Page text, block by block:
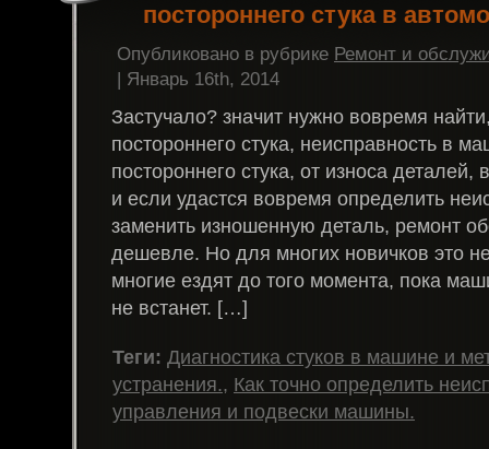
постороннего стука в
Опубликовано в рубрике Ремонт и
| Январь 16th, 2014
Застучало? значит нужно вовремя
постороннего стука, неисправность в
постороннего стука, от износа деталей,
и если удастся вовремя определить
заменить изношенную деталь, ремонт
дешевле. Но для многих новичков это
многие ездят до того момента, пока
не встанет. […]
Теги: Диагностика стуков в машине и
устранения., Как точно определить
управления и подвески машины.